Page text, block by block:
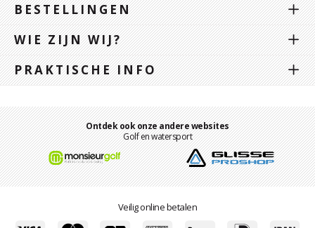
BESTELLINGEN
WIE ZIJN WIJ?
PRAKTISCHE INFO
Ontdek ook onze andere websites
Golf en watersport
Veilig online betalen